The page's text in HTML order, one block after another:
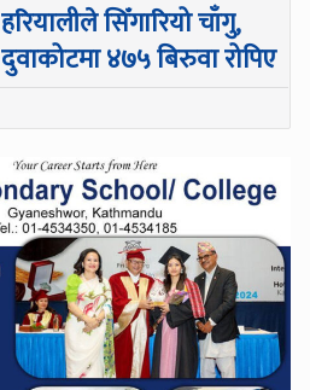
हरियालीले सिँगारियो चाँगु,
दुवाकोटमा ४७५ बिरुवा रोपिए